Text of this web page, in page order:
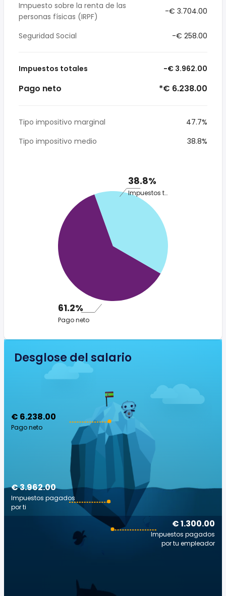
Impuesto sobre la renta de las
personas físicas (IRPF)
-€ 3.704.00
Seguridad Social -€ 258.00
Impuestos totales -€ 3.962.00
Pago neto *€ 6.238.00
Tipo impositivo marginal
47.7%
Tipo impositivo medio
38.8%
38.8%
Impuestos totales
61.2%
Pago neto
Desglose del salario
€ 6.238.00
Pago neto
€ 1.300.00
Impuestos pagados
por tu empleador
€ 3.962.00
Impuestos pagados
por ti